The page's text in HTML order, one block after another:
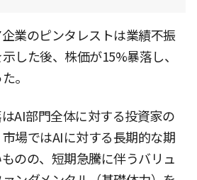
業のピンタレストは業績不振
した後、株価が15%暴落し、
。
AI部門全体に対する投資家の
場ではAIに対する長期的な期
のの、短期急騰に伴うバリュ